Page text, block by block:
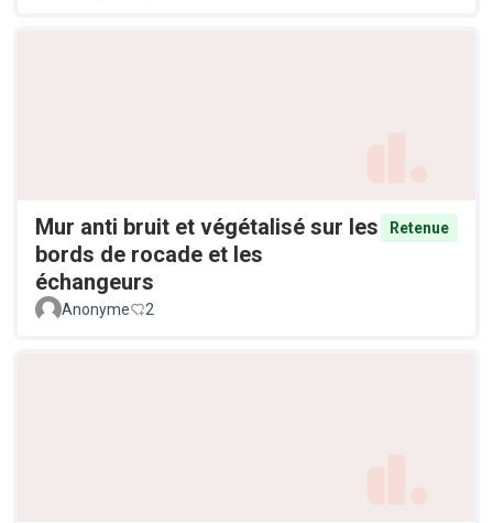
Mur anti bruit et végétalisé sur les
bords de rocade et les
échangeurs
Retenue
Anonyme 2